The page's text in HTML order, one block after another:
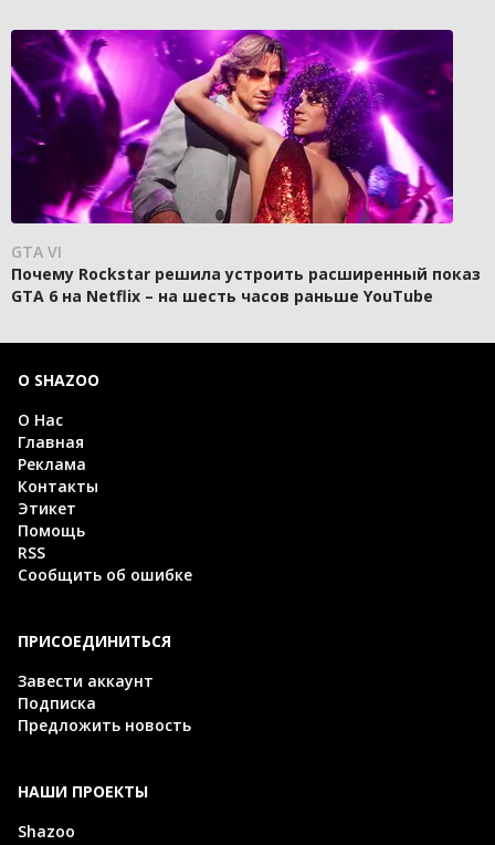
GTA VI
Почему Rockstar решила устроить расширенный показ
GTA 6 на Netflix – на шесть часов раньше YouTube
О SHAZOO
О Нас
Главная
Реклама
Контакты
Этикет
Помощь
RSS
Сообщить об ошибке
ПРИСОЕДИНИТЬСЯ
Завести аккаунт
Подписка
Предложить новость
НАШИ ПРОЕКТЫ
Shazoo